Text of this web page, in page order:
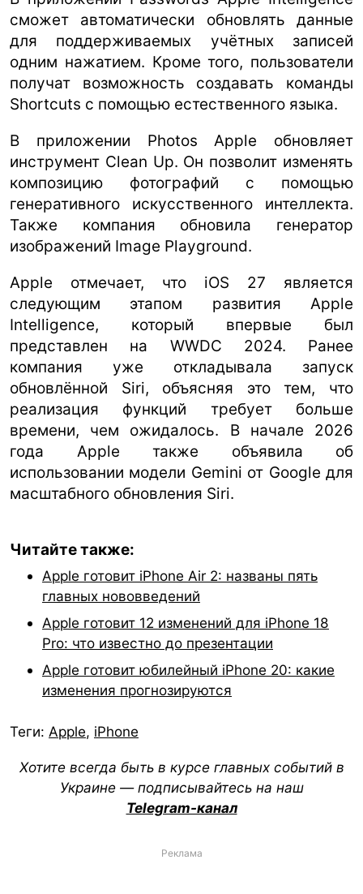
сможет автоматически обновлять данные
для поддерживаемых учётных записей
одним нажатием. Кроме того, пользователи
получат возможность создавать команды
Shortcuts с помощью естественного языка.
В приложении Photos Apple обновляет
инструмент Clean Up. Он позволит изменять
композицию фотографий с помощью
генеративного искусственного интеллекта.
Также компания обновила генератор
изображений Image Playground.
Apple отмечает, что iOS 27 является
следующим этапом развития Apple
Intelligence, который впервые был
представлен на WWDC 2024. Ранее
компания уже откладывала запуск
обновлённой Siri, объясняя это тем, что
реализация функций требует больше
времени, чем ожидалось. В начале 2026
года Apple также объявила об
использовании модели Gemini от Google для
масштабного обновления Siri.
Читайте также:
Apple готовит iPhone Air 2: названы пять
главных нововведений
Apple готовит 12 изменений для iPhone 18
Pro: что известно до презентации
Apple готовит юбилейный iPhone 20: какие
изменения прогнозируются
Теги: Apple, iPhone
Хотите всегда быть в курсе главных событий в
Украине — подписывайтесь на наш
Telegram-канал
Реклама